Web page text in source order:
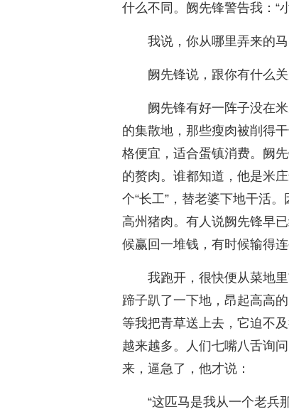
什么不同。阙先锋警告我：“
我说，你从哪里弄来的马
阙先锋说，跟你有什么关
阙先锋有好一阵子没在
的集散地，那些瘦肉被削得
格便宜，适合蛋镇消费。阙
的赘肉。谁都知道，他是米
个“长工”，替老婆下地干活
高州猪肉。有人说阙先锋早
候赢回一堆钱，有时候输得连
我跑开，很快便从菜地
蹄子趴了一下地，昂起高高
等我把青草送上去，它迫不
越来越多。人们七嘴八舌询
来，逼急了，他才说：
“这匹马是我从一个老兵